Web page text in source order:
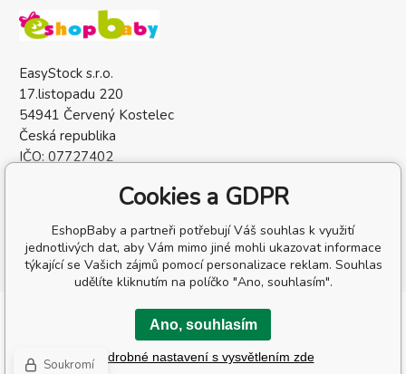
EasyStock s.r.o.
17.listopadu 220
54941 Červený Kostelec
Česká republika
IČO: 07727402
Copyright © 2026 EasyStock s.r.o.
Všechna práva vyhrazena.
WWW stránkydodalBINARGON.cz-Mapa stránek
Cookies a GDPR
EshopBaby a partneři potřebují Váš souhlas k využití
jednotlivých dat, aby Vám mimo jiné mohli ukazovat informace
týkající se Vašich zájmů pomocí personalizace reklam. Souhlas
udělíte kliknutím na políčko "Ano, souhlasím".
Ano, souhlasím
Podrobné nastavení s vysvětlením zde
Soukromí